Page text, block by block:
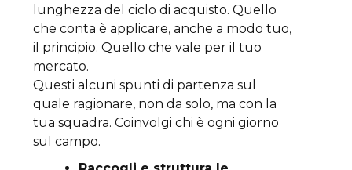
lunghezza del ciclo di acquisto. Quello
che conta è applicare, anche a modo tuo,
il principio. Quello che vale per il tuo
mercato.
Questi alcuni spunti di partenza sul
quale ragionare, non da solo, ma con la
tua squadra. Coinvolgi chi è ogni giorno
sul campo.